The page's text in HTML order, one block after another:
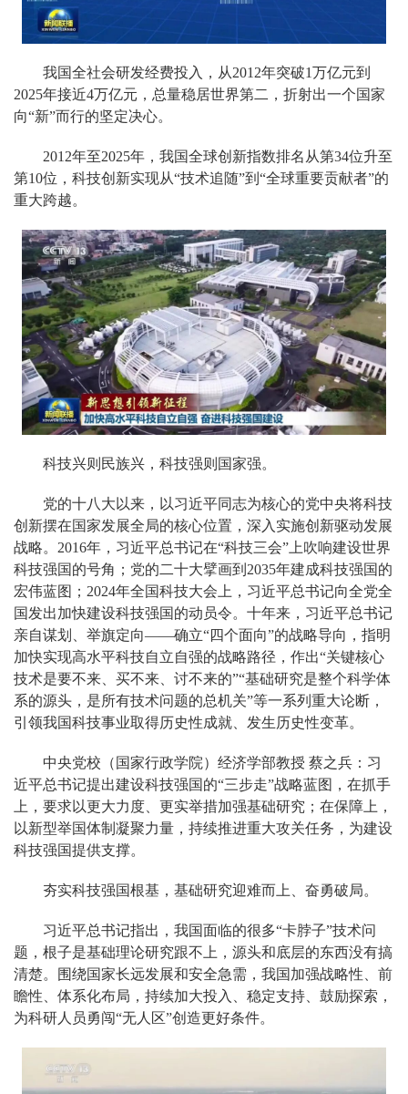
我国全社会研发经费投入，从2012年突破1万亿元到
2025年接近4万亿元，总量稳居世界第二，折射出一个国家
向“新”而行的坚定决心。
2012年至2025年，我国全球创新指数排名从第34位升至
第10位，科技创新实现从“技术追随”到“全球重要贡献者”的
重大跨越。
科技兴则民族兴，科技强则国家强。
党的十八大以来，以习近平同志为核心的党中央将科技
创新摆在国家发展全局的核心位置，深入实施创新驱动发展
战略。2016年，习近平总书记在“科技三会”上吹响建设世界
科技强国的号角；党的二十大擘画到2035年建成科技强国的
宏伟蓝图；2024年全国科技大会上，习近平总书记向全党全
国发出加快建设科技强国的动员令。十年来，习近平总书记
亲自谋划、举旗定向——确立“四个面向”的战略导向，指明
加快实现高水平科技自立自强的战略路径，作出“关键核心
技术是要不来、买不来、讨不来的”“基础研究是整个科学体
系的源头，是所有技术问题的总机关”等一系列重大论断，
引领我国科技事业取得历史性成就、发生历史性变革。
中央党校（国家行政学院）经济学部教授 蔡之兵：习
近平总书记提出建设科技强国的“三步走”战略蓝图，在抓手
上，要求以更大力度、更实举措加强基础研究；在保障上，
以新型举国体制凝聚力量，持续推进重大攻关任务，为建设
科技强国提供支撑。
夯实科技强国根基，基础研究迎难而上、奋勇破局。
习近平总书记指出，我国面临的很多“卡脖子”技术问
题，根子是基础理论研究跟不上，源头和底层的东西没有搞
清楚。围绕国家长远发展和安全急需，我国加强战略性、前
瞻性、体系化布局，持续加大投入、稳定支持、鼓励探索，
为科研人员勇闯“无人区”创造更好条件。